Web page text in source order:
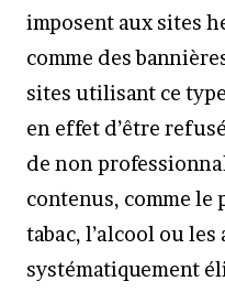
imposent aux sites
comme des
sites utilisant ce
en effet d’être
de non
contenus, comme
tabac, l’alcool ou les
systématiquement